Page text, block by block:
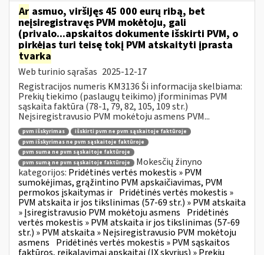
Ar asmuo, viršijęs 45 000 eurų ribą, bet
neįsiregistravęs PVM mokėtoju, gali
(privalo...apskaitos dokumente išskirti PVM, o
pirkėjas turi teisę tokį PVM atskaityti įprasta
tvarka
Web turinio sąrašas 2025-12-17
Registracijos numeris KM3136 Ši informacija skelbiama:
Prekių tiekimo (paslaugų teikimo) įforminimas PVM
sąskaita faktūra (78-1, 79, 82, 105, 109 str.)
Neįsiregistravusio PVM mokėtoju asmens PVM...
pvm išskyrimas
išskirti pvm ne pvm sąskaitoje faktūroje
pvm išskyrimas ne pvm sąskaitoje faktūroje
pvm suma ne pvm sąskaitoje faktūroje
pvm sumą ne pvm sąskaitoje faktūroje
Mokesčių žinyno
kategorijos: Pridėtinės vertės mokestis » PVM
sumokėjimas, grąžintino PVM apskaičiavimas, PVM
permokos įskaitymas ir Pridėtinės vertės mokestis »
PVM atskaita ir jos tikslinimas (57-69 str.) » PVM atskaita
» Įsiregistravusio PVM mokėtoju asmens Pridėtinės
vertės mokestis » PVM atskaita ir jos tikslinimas (57-69
str.) » PVM atskaita » Neįsiregistravusio PVM mokėtoju
asmens Pridėtinės vertės mokestis » PVM sąskaitos